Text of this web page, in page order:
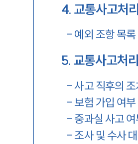
4. 교통사고처
- 예외 조항 목록
5. 교통사고처
-사고 직후의 조
- 보험 가입 여
- 중과실 사고
- 조사 및 수사